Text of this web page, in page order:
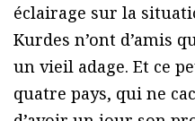
éclairage sur la
Kurdes n’ont d’amis
un vieil adage. Et ce
quatre pays, qui ne